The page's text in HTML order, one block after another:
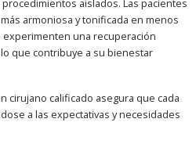
aislados. Las pacientes
armoniosa y tonificada en menos
una recuperación
que contribuye a su bienestar
cirujano calificado asegura que cada
a las expectativas y necesidades